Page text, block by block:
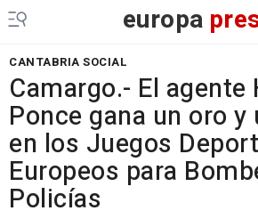
europa
CANTABRIA SOCIAL
Camargo.- El agente
Ponce gana un oro y
en los Juegos
Europeos para
Policías